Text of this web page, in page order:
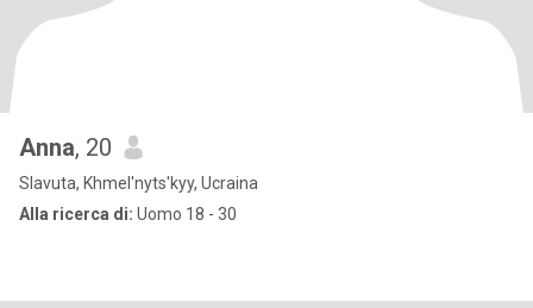
Anna, 20
Slavuta, Khmel'nyts'kyy, Ucraina
Alla ricerca di: Uomo 18 - 30